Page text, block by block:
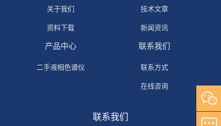
关于我们
资料下载
技术文章
新闻资讯
产品中心
二手液相色谱仪
联系我们
联系方式
在线咨询
联系我们